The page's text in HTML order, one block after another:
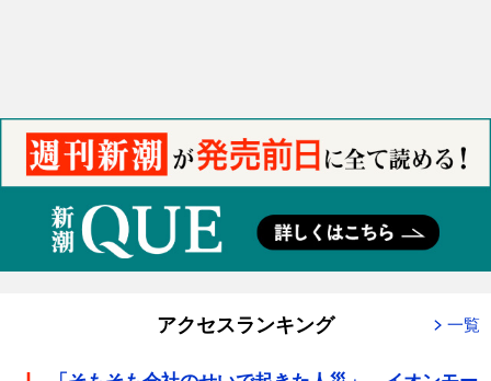
アクセスランキング 一覧